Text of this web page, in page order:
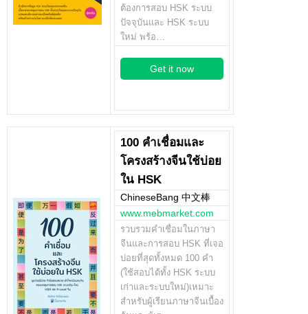
ต้องการสอบ HSK ระบบ
ปัจจุบันและ HSK ระบบ
ใหม่ พร้อ…
Get it now
100 คำเชื่อมและ
โครงสร้างจีนใช้บ่อย
ใน HSK
ChineseBang 中文棒
www.mebmarket.com
รวบรวมคำเชื่อมในภาษา
จีนและการสอบ HSK ที่เจอ
บ่อยที่สุดทั้งหมด 100 คำ
(ใช้สอบได้ทั้ง HSK ระบบ
เก่าและระบบใหม่)เหมาะ
สำหรับผู้เรียนภาษาจีนเบื้อง